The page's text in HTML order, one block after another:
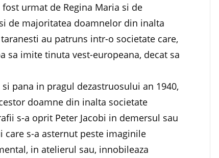
urmat de Regina Maria si de
de majoritatea doamnelor din inalta
au patruns intr-o societate care,
sa imite tinuta vest-europeana, decat sa
pana in pragul dezastruosului an 1940,
doamne din inalta societate
s-a oprit Peter Jacobi in demersul sau
care s-a asternut peste imaginile
in atelierul sau, innobileaza